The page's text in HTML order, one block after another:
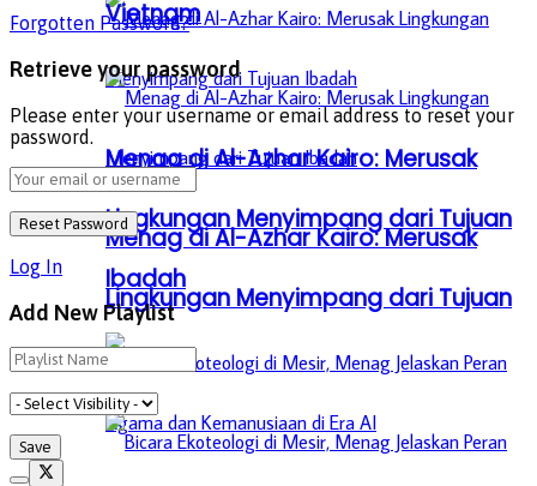
Menag di Al-Azhar Kairo: Merusak
Lingkungan Menyimpang dari Tujuan
Ibadah
Vietnam
Menag di Al-Azhar Kairo: Merusak
Lingkungan Menyimpang dari Tujuan
Ibadah
Forgotten Password?
Retrieve your password
Please enter your username or email address to reset your
password.
Log In
Add New Playlist